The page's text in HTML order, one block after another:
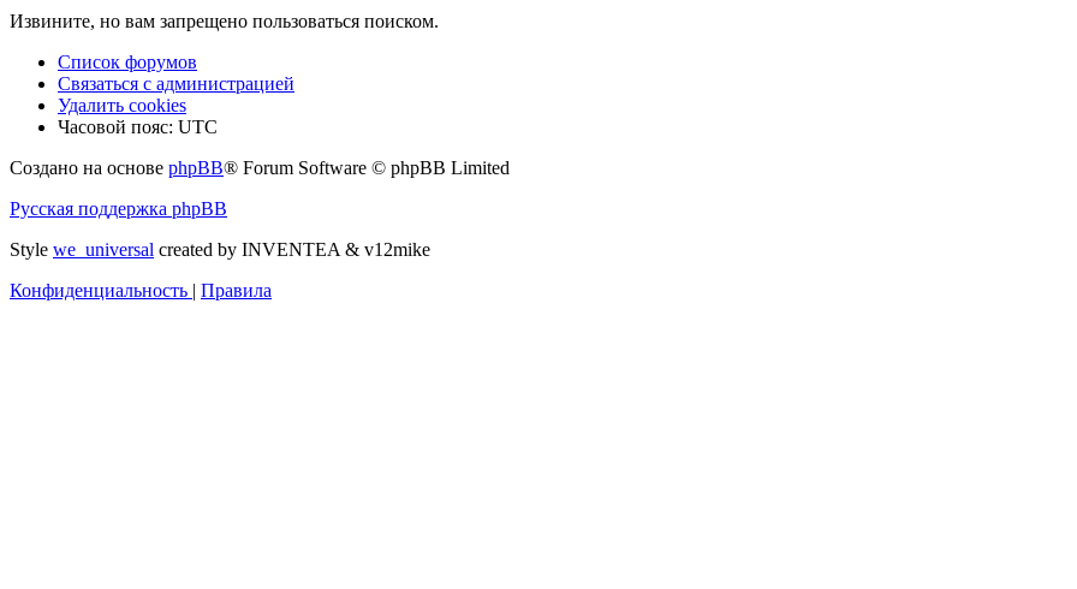
Извините, но вам запрещено пользоваться поиском.
Список форумов
Связаться с администрацией
Удалить cookies
Часовой пояс: UTC
Создано на основе phpBB® Forum Software © phpBB Limited
Русская поддержка phpBB
Style we_universal created by INVENTEA & v12mike
Конфиденциальность | Правила